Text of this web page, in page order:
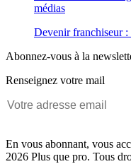
médias
Devenir franchiseur :
Abonnez-vous à la
Renseignez votre mail
En vous abonnant, vous
2026 Plus que pro. Tous